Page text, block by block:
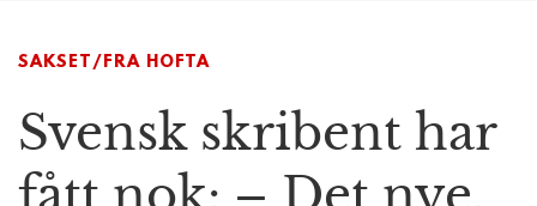
a
SAKSET/FRA HOFTA
Svensk skribent har